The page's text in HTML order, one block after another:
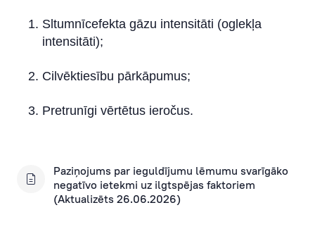
Sltumnīcefekta gāzu intensitāti (oglekļa
intensitāti);
Cilvēktiesību pārkāpumus;
Pretrunīgi vērtētus ieročus.
Paziņojums par ieguldījumu lēmumu svarīgāko
negatīvo ietekmi uz ilgtspējas faktoriem
(Aktualizēts 26.06.2026)